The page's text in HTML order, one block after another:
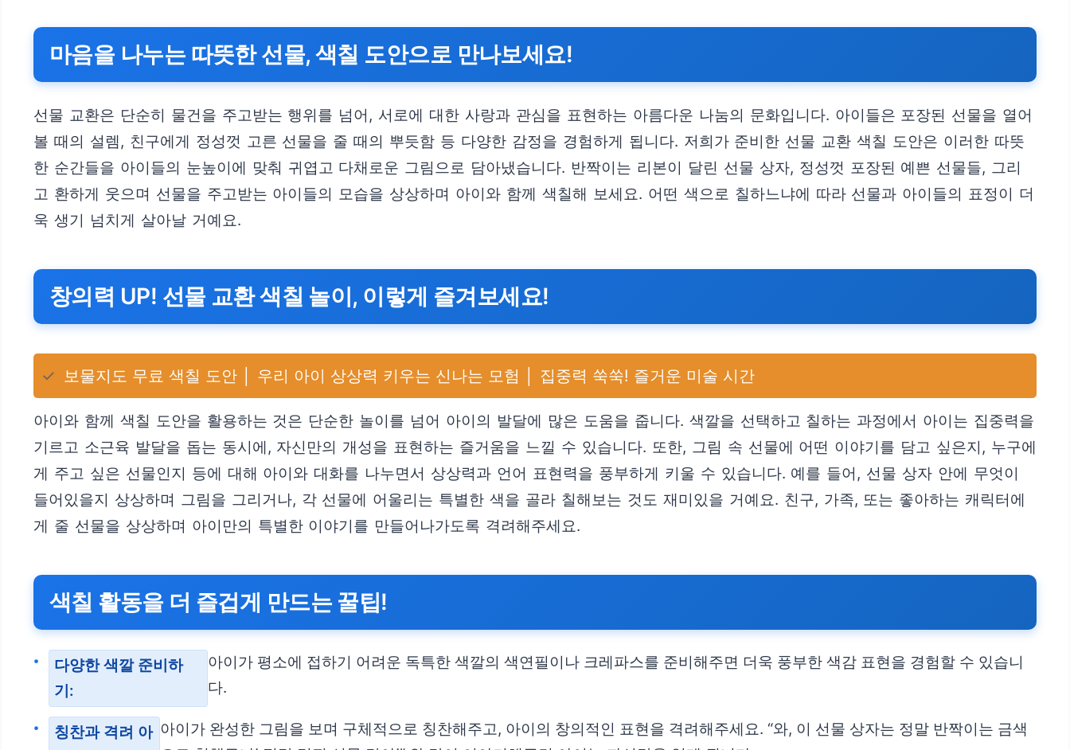
마음을 나누는 따뜻한 선물, 색칠 도안으로 만나보세요!
선물 교환은 단순히 물건을 주고받는 행위를 넘어, 서로에 대한 사랑과 관심을 표현하는 아름다운 나눔의 문화입니다. 아이들은 포장된 선물을 열어
볼 때의 설렘, 친구에게 정성껏 고른 선물을 줄 때의 뿌듯함 등 다양한 감정을 경험하게 됩니다. 저희가 준비한 선물 교환 색칠 도안은 이러한 따뜻
한 순간들을 아이들의 눈높이에 맞춰 귀엽고 다채로운 그림으로 담아냈습니다. 반짝이는 리본이 달린 선물 상자, 정성껏 포장된 예쁜 선물들, 그리
고 환하게 웃으며 선물을 주고받는 아이들의 모습을 상상하며 아이와 함께 색칠해 보세요. 어떤 색으로 칠하느냐에 따라 선물과 아이들의 표정이 더
욱 생기 넘치게 살아날 거예요.
창의력 UP! 선물 교환 색칠 놀이, 이렇게 즐겨보세요!
✓ 보물지도 무료 색칠 도안 │ 우리 아이 상상력 키우는 신나는 모험 │ 집중력 쑥쑥! 즐거운 미술 시간
아이와 함께 색칠 도안을 활용하는 것은 단순한 놀이를 넘어 아이의 발달에 많은 도움을 줍니다. 색깔을 선택하고 칠하는 과정에서 아이는 집중력을
기르고 소근육 발달을 돕는 동시에, 자신만의 개성을 표현하는 즐거움을 느낄 수 있습니다. 또한, 그림 속 선물에 어떤 이야기를 담고 싶은지, 누구에
게 주고 싶은 선물인지 등에 대해 아이와 대화를 나누면서 상상력과 언어 표현력을 풍부하게 키울 수 있습니다. 예를 들어, 선물 상자 안에 무엇이
들어있을지 상상하며 그림을 그리거나, 각 선물에 어울리는 특별한 색을 골라 칠해보는 것도 재미있을 거예요. 친구, 가족, 또는 좋아하는 캐릭터에
게 줄 선물을 상상하며 아이만의 특별한 이야기를 만들어나가도록 격려해주세요.
색칠 활동을 더 즐겁게 만드는 꿀팁!
다양한 색깔 준비하
기:
아이가 평소에 접하기 어려운 독특한 색깔의 색연필이나 크레파스를 준비해주면 더욱 풍부한 색감 표현을 경험할 수 있습니
다.
칭찬과 격려 아 아이가 완성한 그림을 보며 구체적으로 칭찬해주고, 아이의 창의적인 표현을 격려해주세요. “와, 이 선물 상자는 정말 반짝이는 금색